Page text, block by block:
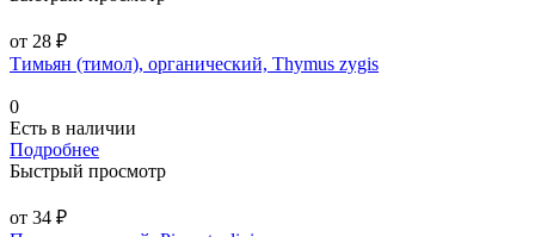
от 28 ₽
Тимьян (тимол), органический, Thymus zygis
0
Есть в наличии
Подробнее
Быстрый просмотр
от 34 ₽